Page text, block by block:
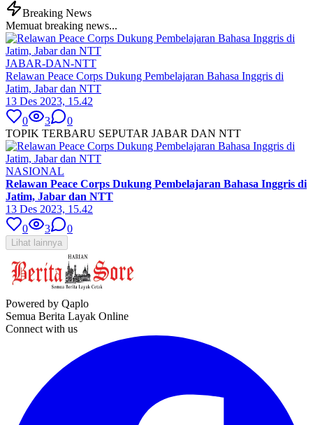
Breaking News
Memuat breaking news...
JABAR-DAN-NTT
Relawan Peace Corps Dukung Pembelajaran Bahasa Inggris di
Jatim, Jabar dan NTT
13 Des 2023, 15.42
0
3
0
TOPIK TERBARU SEPUTAR JABAR DAN NTT
NASIONAL
Relawan Peace Corps Dukung Pembelajaran Bahasa Inggris di
Jatim, Jabar dan NTT
13 Des 2023, 15.42
0
3 0
Lihat lainnya
Powered by Qaplo
Semua Berita Layak Online
Connect with us